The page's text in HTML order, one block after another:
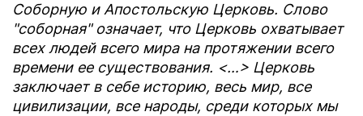
Соборную и Апостольскую Церковь. Слово
"соборная" означает, что Церковь охватывает
всех людей всего мира на протяжении всего
времени ее существования. <…> Церковь
заключает в себе историю, весь мир, все
цивилизации, все народы, среди которых мы